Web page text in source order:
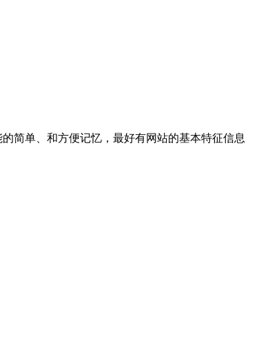
简单、和方便记忆，最好有网站的基本特征信息